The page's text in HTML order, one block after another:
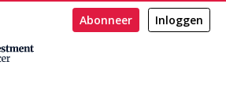
Abonneer Inloggen